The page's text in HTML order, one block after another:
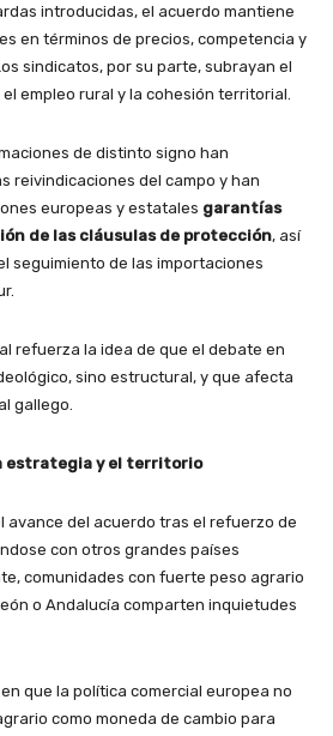
introducidas, el acuerdo mantiene
en términos de precios, competencia y
sindicatos, por su parte, subrayan el
empleo rural y la cohesión territorial.
de distinto signo han
reivindicaciones del campo y han
europeas y estatales garantías
de las cláusulas de protección, así
seguimiento de las importaciones
refuerza la idea de que el debate en
sino estructural, y que afecta
gallego.
estrategia y el territorio
avance del acuerdo tras el refuerzo de
con otros grandes países
comunidades con fuerte peso agrario
o Andalucía comparten inquietudes
que la política comercial europea no
como moneda de cambio para